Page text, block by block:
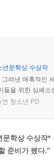
년문학상 수상작
그려낸 매혹적인
들을 위한 심폐소
연 청소년 PD
문학상 수상작*
준비가 됐다.”